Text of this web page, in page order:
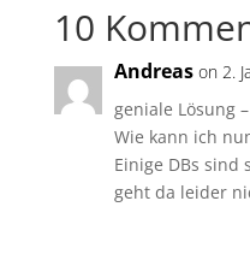
10
Andreas on 2.
geniale Lösung
Wie kann ich
Einige DBs sind
geht da leider